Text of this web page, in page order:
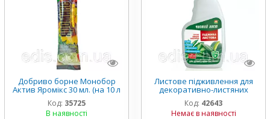
Добриво борне Монобор
Актив Яромікс 30 мл. (на 10 л
води) Agromaxi
Код: 35725
В наявності
Листове підживлення для
декоративно-листяних
рослин Чистий лист 300 мл
Код: 42643
Немає в наявності